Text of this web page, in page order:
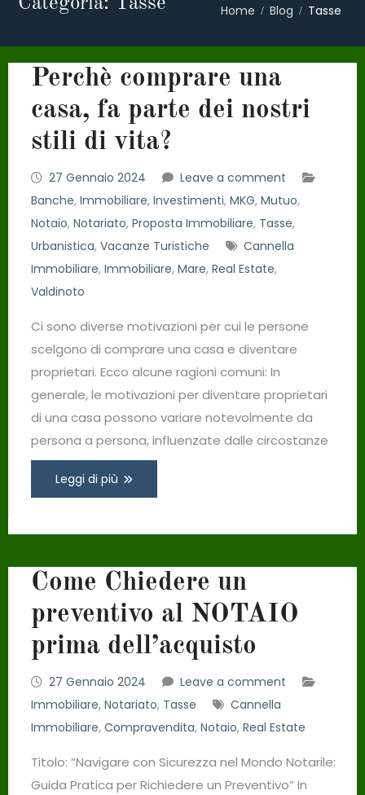
Home Blog Tasse
Perchè comprare una
casa, fa parte dei nostri
stili di vita?
27 Gennaio 2024
Leave a comment
Banche, Immobiliare, Investimenti, MKG, Mutuo,
Notaio, Notariato, Proposta Immobiliare, Tasse,
Urbanistica, Vacanze Turistiche
Cannella
Immobiliare, Immobiliare, Mare, Real Estate,
Valdinoto
Ci sono diverse motivazioni per cui le persone
scelgono di comprare una casa e diventare
proprietari. Ecco alcune ragioni comuni: In
generale, le motivazioni per diventare proprietari
di una casa possono variare notevolmente da
persona a persona, influenzate dalle circostanze
Leggi di più
Come Chiedere un
preventivo al NOTAIO
prima dell’acquisto
27 Gennaio 2024
Leave a comment
Immobiliare, Notariato, Tasse
Cannella
Immobiliare, Compravendita, Notaio, Real Estate
Titolo: “Navigare con Sicurezza nel Mondo Notarile:
Guida Pratica per Richiedere un Preventivo” In